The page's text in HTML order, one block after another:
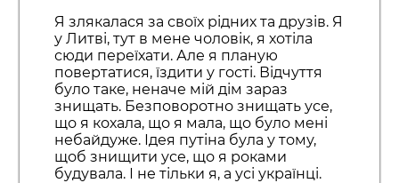
Я злякалася за своїх рідних та друзів. Я
у Литві, тут в мене чоловік, я хотіла
сюди переїхати. Але я планую
повертатися, їздити у гості. Відчуття
було таке, неначе мій дім зараз
знищать. Безповоротно знищать усе,
що я кохала, що я мала, що було мені
небайдуже. Ідея путіна була у тому,
щоб знищити усе, що я роками
будувала. І не тільки я, а усі українці.